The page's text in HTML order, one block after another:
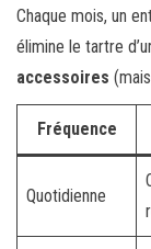
Chaque mois, un
élimine le tartre
accessoires
Fréquence
Quotidienne